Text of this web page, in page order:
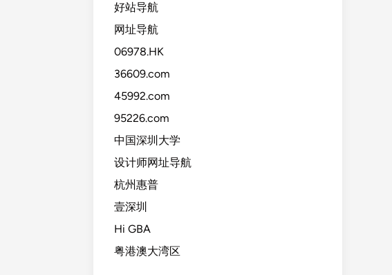
好站导航
网址导航
06978.HK
36609.com
45992.com
95226.com
中国深圳大学
设计师网址导航
杭州惠普
壹深圳
Hi GBA
粤港澳大湾区